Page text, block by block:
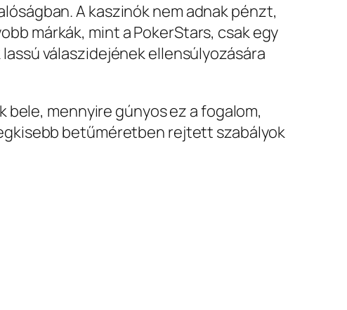
A kaszinók nem adnak pénzt,
márkák, mint a PokerStars, csak egy
válaszidejének ellensúlyozására
bele, mennyire gúnyos ez a fogalom,
betűméretben rejtett szabályok